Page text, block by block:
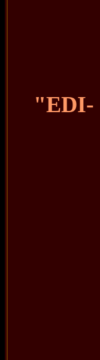
"EDI-